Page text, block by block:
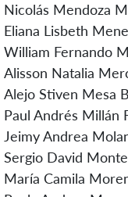
Nicolás Mendoza
Eliana Lisbeth
William Fernando
Alisson Natalia
Alejo Stiven Mesa
Paul Andrés Millán
Jeimy Andrea
Sergio David
María Camila